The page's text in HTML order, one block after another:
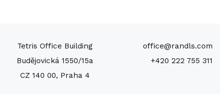
Tetris Office Building
Budějovická 1550/15a
CZ 140 00, Praha 4
office@randls.com
+420 222 755 311